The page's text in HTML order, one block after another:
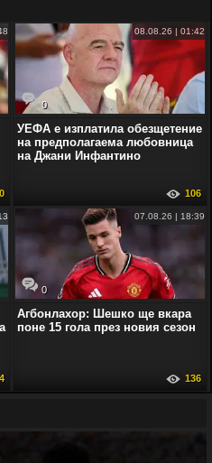
0
08.08.26 | 01:42
УЕФА е изплатила обезщетение
на предполагаема любовница
на Джани Инфантино
106
0
07.08.26 | 18:39
Агбонлахор: Шешко ще вкара
поне 15 гола през новия сезон
136